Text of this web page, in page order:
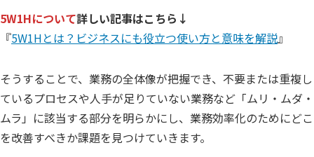
5W1Hについて詳しい記事はこちら↓
『5W1Hとは？ビジネスにも役立つ使い方と意味を解説』
そうすることで、業務の全体像が把握でき、不要または重複し
ているプロセスや人手が足りていない業務など「ムリ・ムダ・
ムラ」に該当する部分を明らかにし、業務効率化のためにどこ
を改善すべきか課題を見つけていきます。